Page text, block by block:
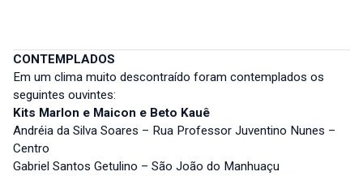
CONTEMPLADOS
Em um clima muito descontraído foram contemplados os
seguintes ouvintes:
Kits Marlon e Maicon e Beto Kauê
Andréia da Silva Soares – Rua Professor Juventino Nunes –
Centro
Gabriel Santos Getulino – São João do Manhuaçu